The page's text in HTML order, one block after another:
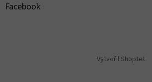
Facebook
Vytvořil Shoptet